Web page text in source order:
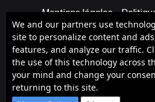
Mentions légales
Cookie Policy (AUS)
Qui sommes-nous ?
Bénéficier d’une
We and our partners use
site to personalize content and
features, and analyze our traffic.
the use of this technology across
your mind and change your
returning to this site.